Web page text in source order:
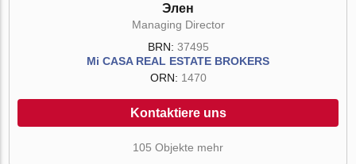
Элен
Managing Director
BRN: 37495
Mi CASA REAL ESTATE BROKERS
ORN: 1470
Kontaktiere uns
105 Objekte mehr